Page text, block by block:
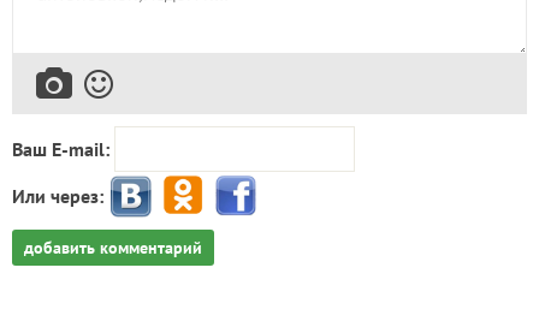
Ваш E-mail:
Или через:
добавить комментарий